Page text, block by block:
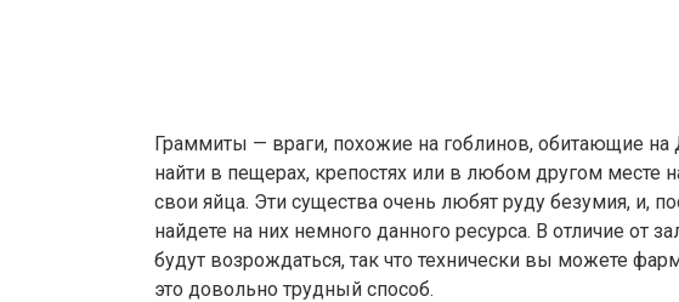
Граммиты — враги, похожие на гоблинов, обитающие
найти в пещерах, крепостях или в любом другом месте
свои яйца. Эти существа очень любят руду безумия, и,
найдете на них немного данного ресурса. В отличие от
будут возрождаться, так что технически вы можете
это довольно трудный способ.